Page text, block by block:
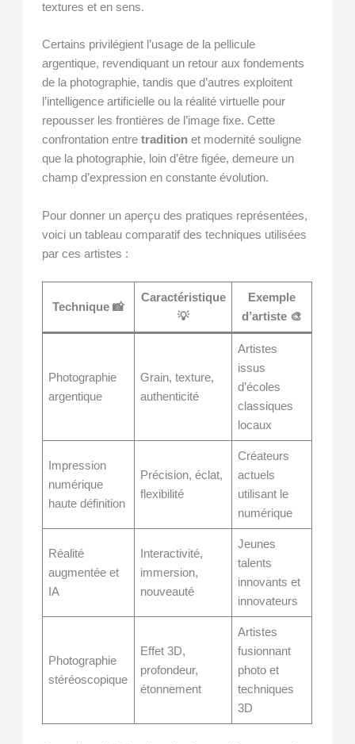
textures et en sens.
Certains privilégient l’usage de la pellicule
argentique, revendiquant un retour aux fondements
de la photographie, tandis que d’autres exploitent
l’intelligence artificielle ou la réalité virtuelle pour
repousser les frontières de l’image fixe. Cette
confrontation entretradition et modernité souligne
que la photographie, loin d’être figée, demeure un
champ d’expression en constante évolution.
Pour donner un aperçu des pratiques représentées,
voici un tableau comparatif des techniques utilisées
par ces artistes :
Technique 📸
Caractéristique
💡
Exemple
d’artiste 🎨
Photographie
argentique
Grain, texture,
authenticité
Artistes
issus
d’écoles
classiques
locaux
Impression
numérique
haute définition
Précision, éclat,
flexibilité
Créateurs
actuels
utilisant le
numérique
Réalité
augmentée et
IA
Interactivité,
immersion,
nouveauté
Jeunes
talents
innovants et
innovateurs
Photographie
stéréoscopique
Effet 3D,
profondeur,
étonnement
Artistes
fusionnant
photo et
techniques
3D